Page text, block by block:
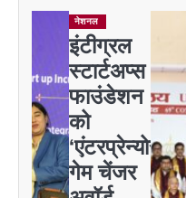
नेशनल
इंटीग्रल
स्टार्टअप्स
फाउंडेशन
को
‘एंटरप्रेन्योर
गेम चेंजर